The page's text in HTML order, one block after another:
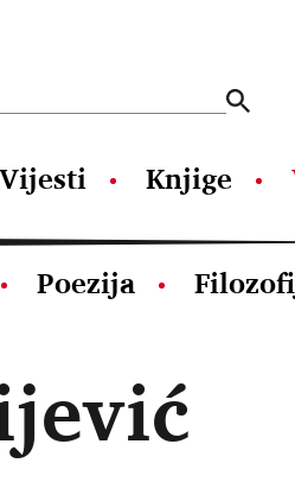
Vijesti Knjige
Poezija